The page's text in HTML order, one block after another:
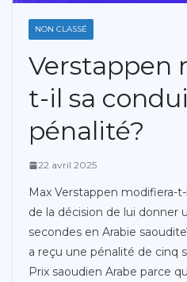
NON CLASSÉ
Verstappen
t-il sa
pénalité?
22 avril 2025
Max Verstappen modifiera-
de la décision de lui donner
secondes en Arabie
a reçu une pénalité de cinq
Prix saoudien Arabe parce